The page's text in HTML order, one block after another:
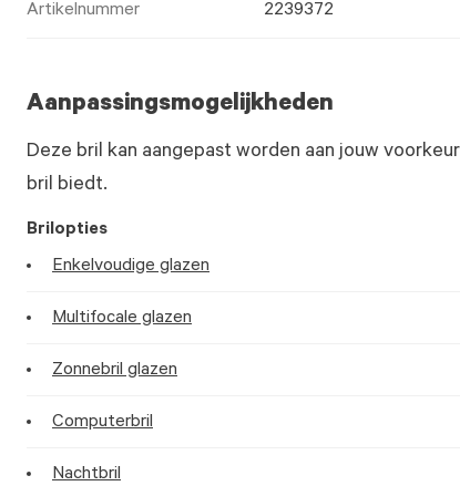
Artikelnummer 2239372
Aanpassingsmogelijkheden
Deze bril kan aangepast worden aan jouw
bril biedt.
Brilopties
Enkelvoudige glazen
Multifocale glazen
Zonnebril glazen
Computerbril
Nachtbril